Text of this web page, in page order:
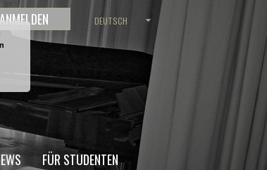
FÜR STUDENTEN
ANMELDEN DEUTSCH